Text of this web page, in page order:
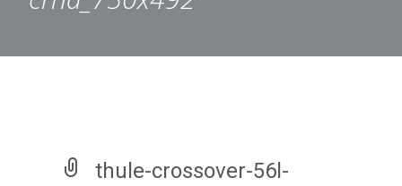
thule-crossover-56l-